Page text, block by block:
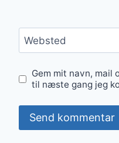
Websted
Gem mit navn, mail
til næste gang jeg